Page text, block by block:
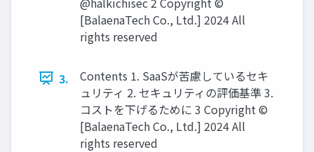
[BalaenaTech Co., Ltd.] 2024 All
rights reserved
3.
Contents 1. SaaSが苦慮しているセキ
ュリティ 2. セキュリティの評価基準 3.
コストを下げるために 3 Copyright ©︎
[BalaenaTech Co., Ltd.] 2024 All
rights reserved